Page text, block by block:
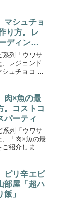
クッキング！
マシュチョ
り方。レ
ディング
系列「ウワサ
レジェンド
ュチョコ グ
出張100人前
肉×魚の最
。コストコ
パーティ
系列「ウワサ
、「肉×魚の最
紹介しま
演！コストコ
ピリ辛エビ
部屋「超ハ
」